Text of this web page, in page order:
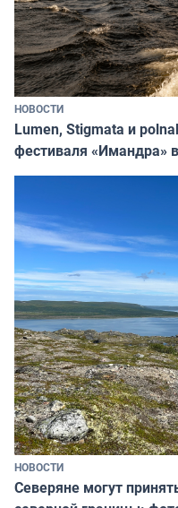
НОВОСТИ
Lumen, Stigmata и
фестиваля «Имандра»
НОВОСТИ
Северяне могут